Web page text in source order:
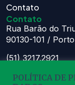
Contato
Contato
Rua Barão do
90130-101 /
(51) 3217.2921
POLÍTICA DE